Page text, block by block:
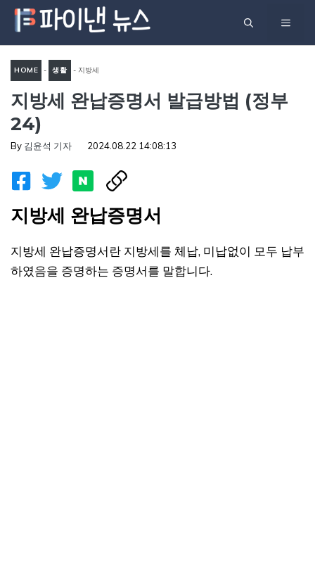
츠
기
메
HOME - 생활 - 지방세
완납증명서 발급방법 (정부24)
지방세 완납증명서 발급방법 (정부
24)
By 김윤석 기자 2024.08.22 14:08:13
지방세 완납증명서
지방세 완납증명서란 지방세를 체납, 미납없이 모두 납부
하였음을 증명하는 증명서를 말합니다.